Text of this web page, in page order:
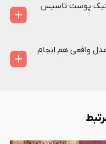
پوست تاسیس
واقعی هم انجام